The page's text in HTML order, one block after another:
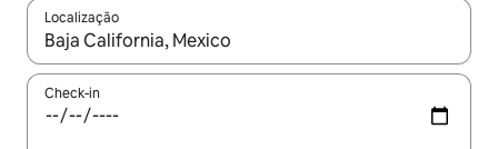
Localização
Quando os resultados estiverem disponíveis, explore-os
Check-in